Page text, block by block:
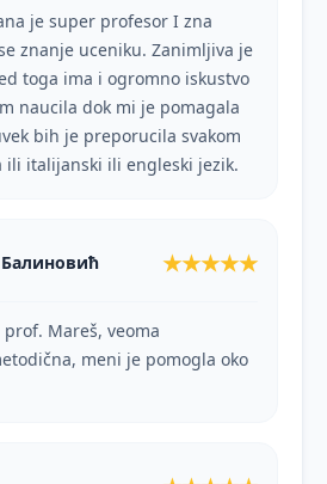
je super profesor I zna
znanje uceniku. Zanimljiva je
toga ima i ogromno iskustvo
naucila dok mi je pomagala
bih je preporucila svakom
ili italijanski ili engleski jezik.
★★★★★
Mareš, veoma
meni je pomogla oko